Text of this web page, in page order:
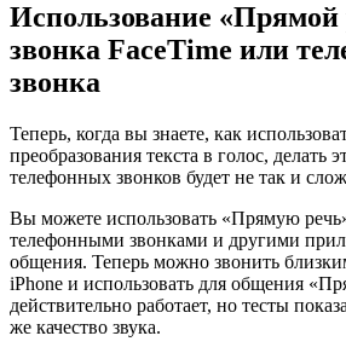
Использование «Прямой
звонка FaceTime или
звонка
Теперь, когда вы знаете, как
преобразования текста в голос, делать
телефонных звонков будет не так и
Вы можете использовать «Прямую
телефонными звонками и другими
общения. Теперь можно звонить
iPhone и использовать для общения
действительно работает, но тесты
же качество звука.